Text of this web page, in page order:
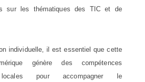
sur les thématiques des TIC et de
individuelle, il est essentiel que cette
génère des compétences
locales pour accompagner le